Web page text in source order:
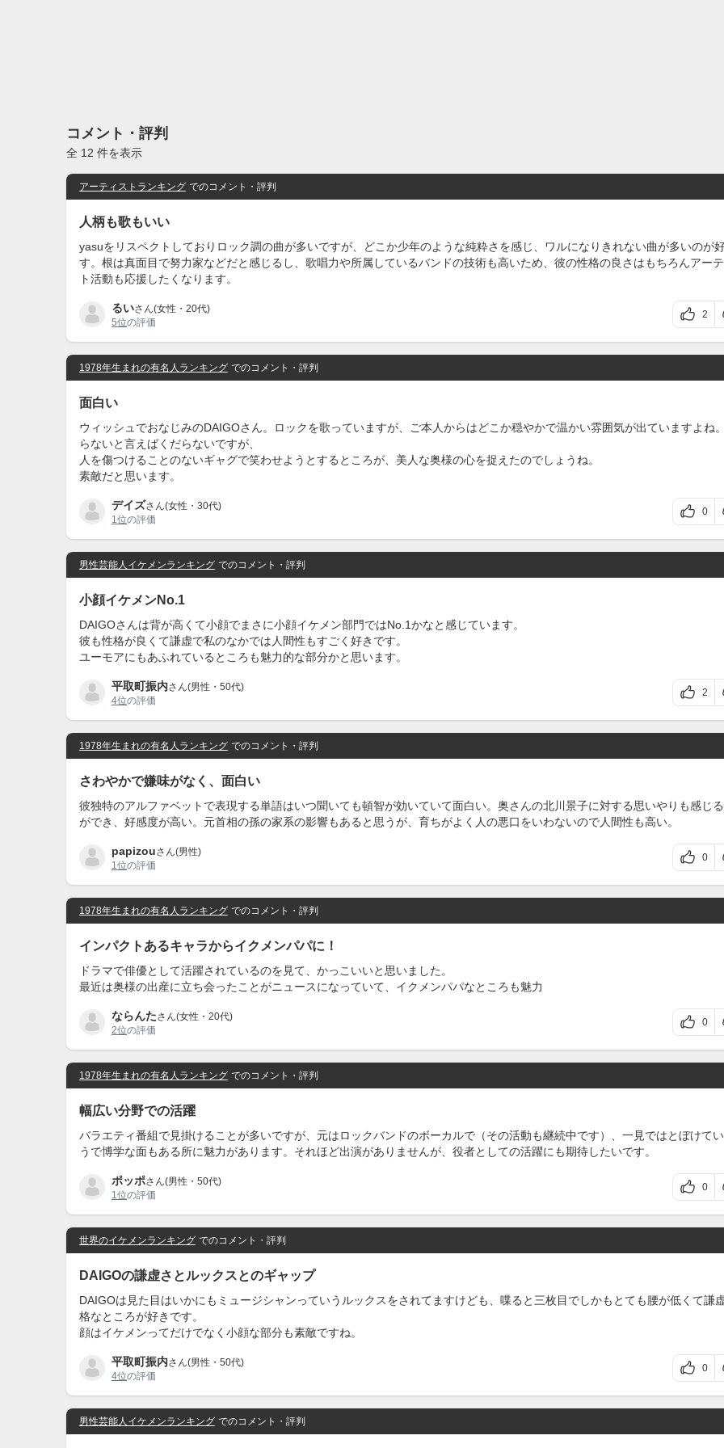
コメント・評判
全 12 件を表示
アーティストランキング でのコメント・評判
人柄も歌もいい
yasuをリスペクトしておりロック調の曲が多いですが、どこか少年のような純粋さを感じ、ワルになりきれない曲が多いのが
す。根は真面目で努力家などだと感じるし、歌唱力や所属しているバンドの技術も高いため、彼の性格の良さはもちろんアー
ト活動も応援したくなります。
るいさん(女性・20代)
5位の評価
2
1978年生まれの有名人ランキング でのコメント・評判
面白い
ウィッシュでおなじみのDAIGOさん。ロックを歌っていますが、ご本人からはどこか穏やかで温かい雰囲気が出ていますよね
らないと言えばくだらないですが、
人を傷つけることのないギャグで笑わせようとするところが、美人な奥様の心を捉えたのでしょうね。
素敵だと思います。
デイズさん(女性・30代)
1位の評価
0
男性芸能人イケメンランキング でのコメント・評判
小顔イケメンNo.1
DAIGOさんは背が高くて小顔でまさに小顔イケメン部門ではNo.1かなと感じています。
彼も性格が良くて謙虚で私のなかでは人間性もすごく好きです。
ユーモアにもあふれているところも魅力的な部分かと思います。
平取町振内さん(男性・50代)
4位の評価
2
1978年生まれの有名人ランキング でのコメント・評判
さわやかで嫌味がなく、面白い
彼独特のアルファベットで表現する単語はいつ聞いても頓智が効いていて面白い。奥さんの北川景子に対する思いやりも感じ
ができ、好感度が高い。元首相の孫の家系の影響もあると思うが、育ちがよく人の悪口をいわないので人間性も高い。
papizouさん(男性)
1位の評価
0
1978年生まれの有名人ランキング でのコメント・評判
インパクトあるキャラからイクメンパパに！
ドラマで俳優として活躍されているのを見て、かっこいいと思いました。
最近は奥様の出産に立ち会ったことがニュースになっていて、イクメンパパなところも魅力
ならんたさん(女性・20代)
2位の評価
0
1978年生まれの有名人ランキング でのコメント・評判
幅広い分野での活躍
バラエティ番組で見掛けることが多いですが、元はロックバンドのボーカルで（その活動も継続中です）、一見ではとぼけて
うで博学な面もある所に魅力があります。それほど出演がありませんが、役者としての活躍にも期待したいです。
ポッポさん(男性・50代)
1位の評価
0
世界のイケメンランキング でのコメント・評判
DAIGOの謙虚さとルックスとのギャップ
DAIGOは見た目はいかにもミュージシャンっていうルックスをされてますけども、喋ると三枚目でしかもとても腰が低くて謙
格なところが好きです。
顔はイケメンってだけでなく小顔な部分も素敵ですね。
平取町振内さん(男性・50代)
4位の評価
0
男性芸能人イケメンランキング でのコメント・評判